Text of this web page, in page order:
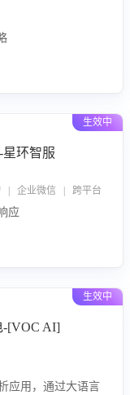
生效中
环智服
企业微信 | 跨平台
应
生效中
-[VOC AI]
应用，通过大语言